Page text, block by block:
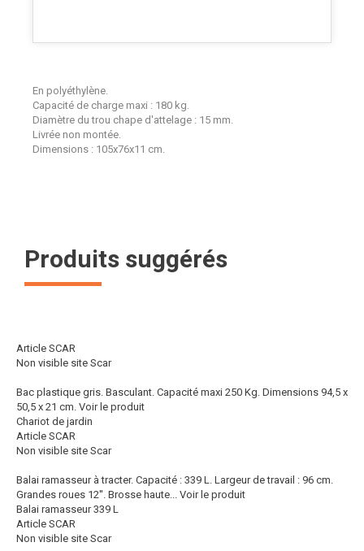
En polyéthylène.
Capacité de charge maxi : 180 kg.
Diamètre du trou chape d'attelage : 15 mm.
Livrée non montée.
Dimensions : 105x76x11 cm.
Produits suggérés
Article SCAR
Non visible site Scar
Bac plastique gris. Basculant. Capacité maxi 250 Kg. Dimensions 94,5 x
50,5 x 21 cm. Voir le produit
Chariot de jardin
Article SCAR
Non visible site Scar
Balai ramasseur à tracter. Capacité : 339 L. Largeur de travail : 96 cm.
Grandes roues 12''. Brosse haute... Voir le produit
Balai ramasseur 339 L
Article SCAR
Non visible site Scar